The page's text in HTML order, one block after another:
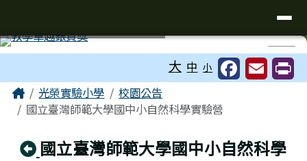
⏸
大 中 小
主內容區域
Home光榮實驗小學
校園公告
國立臺灣師範大學國中小自然科學實驗營
回上頁
國立臺灣師範大學國中小自然科學
頁尾區域